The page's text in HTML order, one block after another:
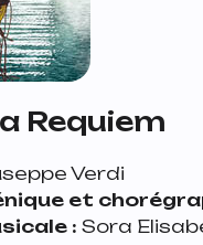
Requiem
Verdi
et
: Sora